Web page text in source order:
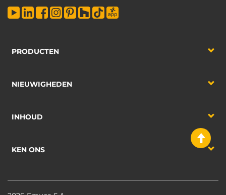
PRODUCTEN
NIEUWIGHEDEN
INHOUD
KEN ONS